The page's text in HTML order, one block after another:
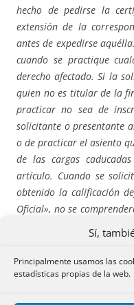
Sí,
Principalmente usamos las
estadísticas propias de la web.
hecho de pedirse la
extensión de la
antes de expedirse
cuando se practique
derecho afectado. Si la
quien no es titular de la
practicar no sea de
solicitante o presentante
o de practicar el asiento
de las cargas
artículo. Cuando se
obtenido la calificación
Oficial», no se
su cancelación en la
las afecciones que, por
marginal por la que se
calificación definitiva.